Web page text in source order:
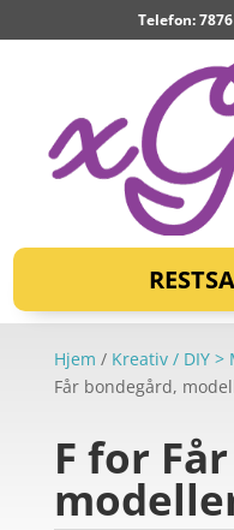
Telefon:
Hjem / Kreativ / DIY >
Får bondegård,
F for